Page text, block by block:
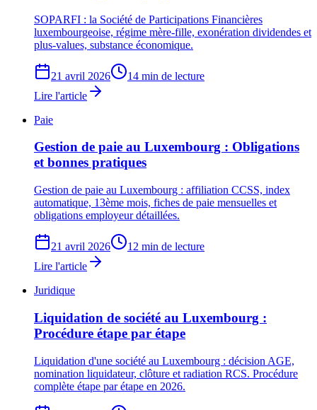
SOPARFI : la Société de Participations Financières
luxembourgeoise, régime mère-fille, exonération dividendes et
plus-values, substance économique.
21 avril 2026
14 min de lecture
Lire l'article
Paie
Gestion de paie au Luxembourg : Obligations
et bonnes pratiques
Gestion de paie au Luxembourg : affiliation CCSS, index
automatique, 13ème mois, fiches de paie mensuelles et
obligations employeur détaillées.
21 avril 2026
12 min de lecture
Lire l'article
Juridique
Liquidation de société au Luxembourg :
Procédure étape par étape
Liquidation d'une société au Luxembourg : décision AGE,
nomination liquidateur, clôture et radiation RCS. Procédure
complète étape par étape en 2026.